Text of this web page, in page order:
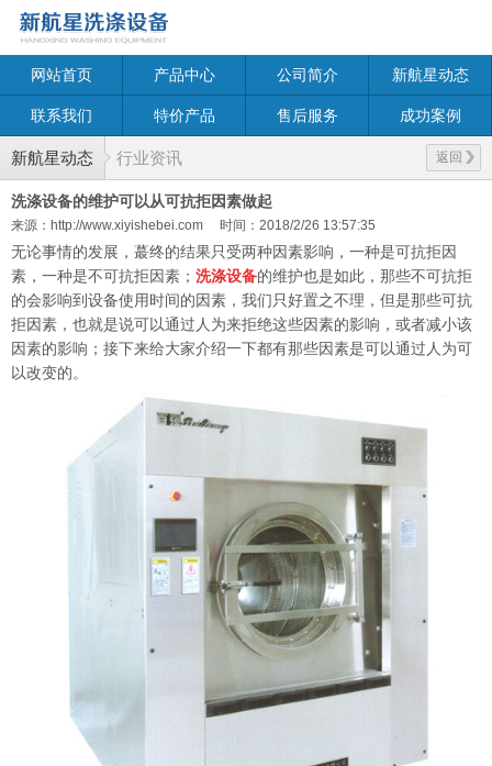
网站首页 产品中心 公司简介 新航星动态
联系我们 特价产品 售后服务 成功案例
新航星动态 返回
行业资讯
洗涤设备的维护可以从可抗拒因素做起
来源：http://www.xiyishebei.com 时间：2018/2/26 13:57:35
无论事情的发展，蕞终的结果只受两种因素影响，一种是可抗拒因
素，一种是不可抗拒因素； 洗涤设备的维护也是如此，那些不可抗拒
的会影响到设备使用时间的因素，我们只好置之不理，但是那些可抗
拒因素，也就是说可以通过人为来拒绝这些因素的影响，或者减小该
因素的影响；接下来给大家介绍一下都有那些因素是可以通过人为可
以改变的。